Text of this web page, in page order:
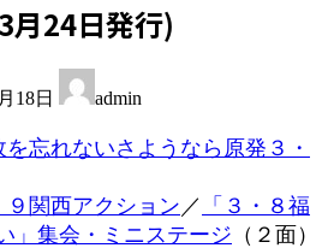
月24日発行)
18日 admin
忘れないさようなら原発３・
関西アクション ／
「３・８福
」集会・ミニステージ （２面）